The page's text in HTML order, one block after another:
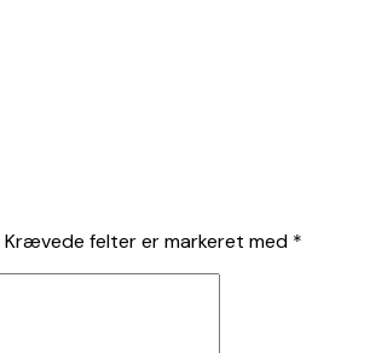
Krævede felter er markeret med *